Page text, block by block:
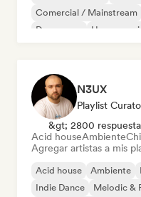
Comercial / Mainstream
Dream pop
House music
N3UX
Playlist
&gt; 2800
Acid houseAmbiente
Agregar artistas a mis
Acid house Ambiente
Indie Dance
Melodic &